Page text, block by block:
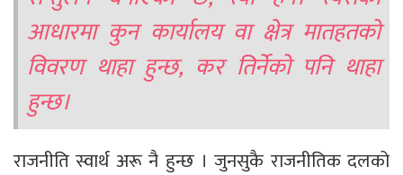
आधारमा कुन कार्यालय वा क्षेत्र मातहतको
विवरण थाहा हुन्छ, कर तिर्नेको पनि थाहा
हुन्छ।
राजनीति स्वार्थ अरू नै हुन्छ । जुनसुकै राजनीतिक दलको